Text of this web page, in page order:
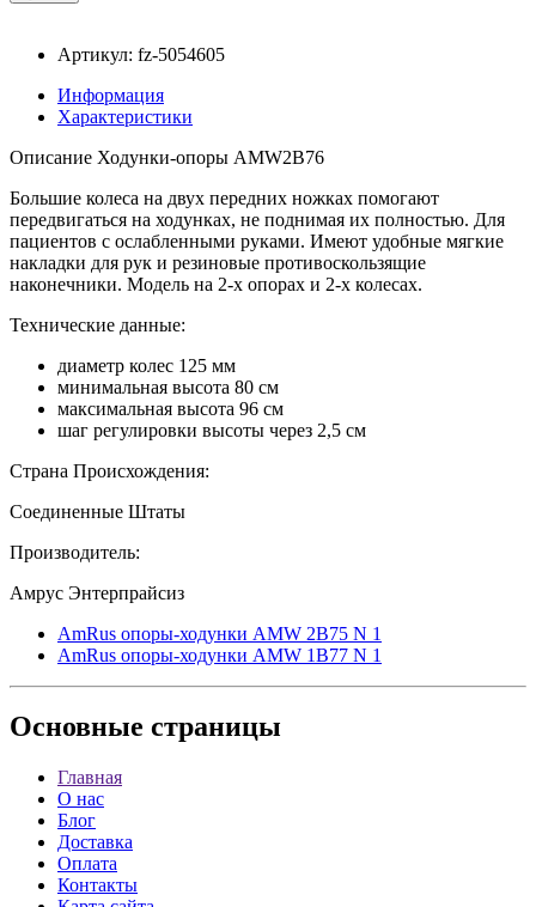
Артикул: fz-5054605
Информация
Характеристики
Описание Ходунки-опоры AMW2B76
Большие колеса на двух передних ножках помогают
передвигаться на ходунках, не поднимая их полностью. Для
пациентов с ослабленными руками. Имеют удобные мягкие
накладки для рук и резиновые противоскользящие
наконечники. Модель на 2-х опорах и 2-х колесах.
Технические данные:
диаметр колес 125 мм
минимальная высота 80 см
максимальная высота 96 см
шаг регулировки высоты через 2,5 см
Страна Происхождения:
Соединенные Штаты
Производитель:
Амрус Энтерпрайсиз
AmRus опоры-ходунки AMW 2B75 N 1
AmRus опоры-ходунки AMW 1B77 N 1
Основные страницы
Главная
О нас
Блог
Доставка
Оплата
Контакты